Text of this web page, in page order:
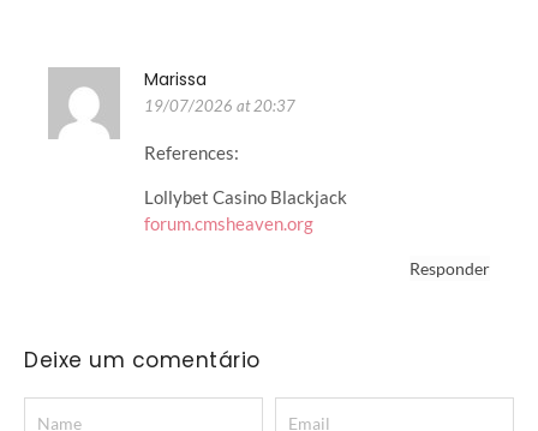
Marissa
19/07/2026 at 20:37
References:
Lollybet Casino Blackjack
forum.cmsheaven.org
Responder
Deixe um comentário